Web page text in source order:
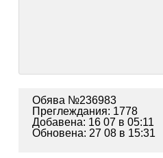
Обява №236983
Преглеждания: 1778
Добавена: 16 07 в 05:11
Обновена: 27 08 в 15:31